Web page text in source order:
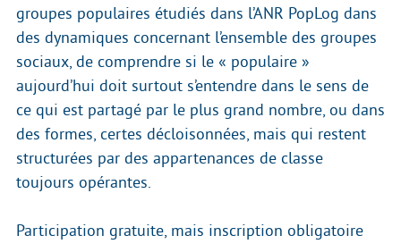
groupes populaires étudiés dans l’ANR PopLog dans
des dynamiques concernant l’ensemble des groupes
sociaux, de comprendre si le « populaire »
aujourd’hui doit surtout s’entendre dans le sens de
ce qui est partagé par le plus grand nombre, ou dans
des formes, certes décloisonnées, mais qui restent
structurées par des appartenances de classe
toujours opérantes.
Participation gratuite, mais inscription obligatoire